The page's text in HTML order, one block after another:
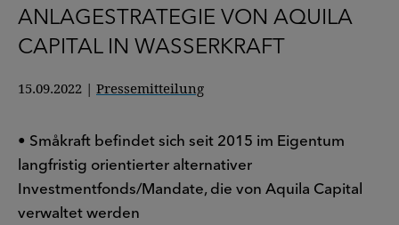
ANLAGESTRATEGIE VON AQUILA
CAPITAL IN WASSERKRAFT
15.09.2022 | Pressemitteilung
• Småkraft befindet sich seit 2015 im Eigentum
langfristig orientierter alternativer
Investmentfonds/Mandate, die von Aquila Capital
verwaltet werden